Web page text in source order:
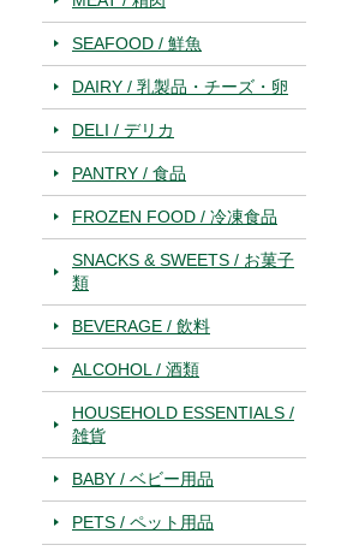
SEAFOOD / 鮮魚
DAIRY / 乳製品・チーズ・卵
DELI / デリカ
PANTRY / 食品
FROZEN FOOD / 冷凍食品
SNACKS & SWEETS / お菓子
類
BEVERAGE / 飲料
ALCOHOL / 酒類
HOUSEHOLD ESSENTIALS /
雑貨
BABY / ベビー用品
PETS / ペット用品